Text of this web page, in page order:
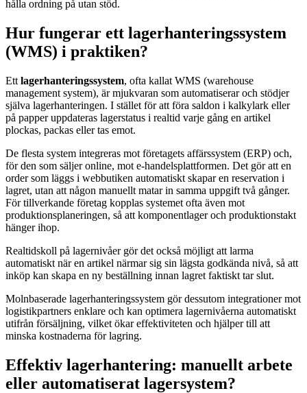
hålla ordning på utan stöd.
Hur fungerar ett lagerhanteringssystem
(WMS) i praktiken?
Ett lagerhanteringssystem, ofta kallat WMS (warehouse
management system), är mjukvaran som automatiserar och stödjer
själva lagerhanteringen. I stället för att föra saldon i kalkylark eller
på papper uppdateras lagerstatus i realtid varje gång en artikel
plockas, packas eller tas emot.
De flesta system integreras mot företagets affärssystem (ERP) och,
för den som säljer online, mot e-handelsplattformen. Det gör att en
order som läggs i webbutiken automatiskt skapar en reservation i
lagret, utan att någon manuellt matar in samma uppgift två gånger.
För tillverkande företag kopplas systemet ofta även mot
produktionsplaneringen, så att komponentlager och produktionstakt
hänger ihop.
Realtidskoll på lagernivåer gör det också möjligt att larma
automatiskt när en artikel närmar sig sin lägsta godkända nivå, så att
inköp kan skapa en ny beställning innan lagret faktiskt tar slut.
Molnbaserade lagerhanteringssystem gör dessutom integrationer mot
logistikpartners enklare och kan optimera lagernivåerna automatiskt
utifrån försäljning, vilket ökar effektiviteten och hjälper till att
minska kostnaderna för lagring.
Effektiv lagerhantering: manuellt arbete
eller automatiserat lagersystem?